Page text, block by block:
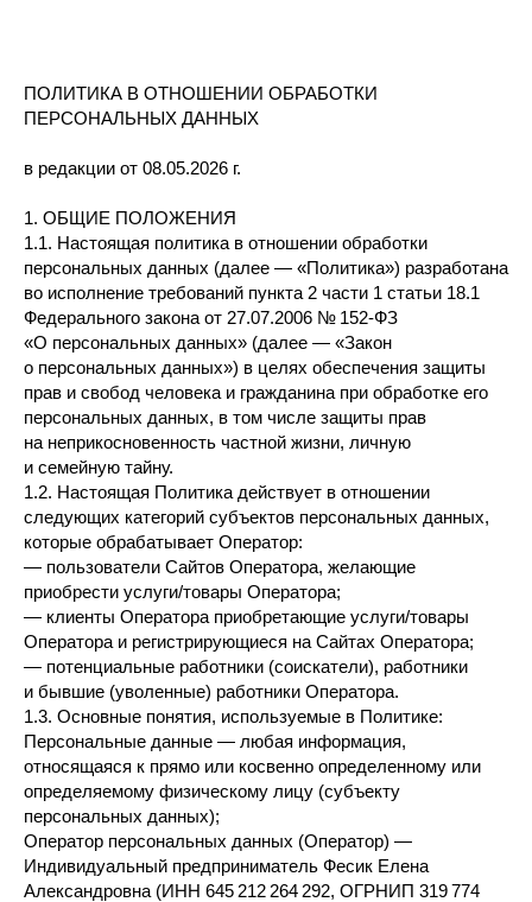
ПОЛИТИКА В ОТНОШЕНИИ ОБРАБОТКИ
ПЕРСОНАЛЬНЫХ ДАННЫХ
в редакции от 08.05.2026 г.
1. ОБЩИЕ ПОЛОЖЕНИЯ
1.1. Настоящая политика в отношении обработки
персональных данных (далее — «Политика») разработана
во исполнение требований пункта 2 части 1 статьи 18.1
Федерального закона от 27.07.2006 № 152-ФЗ
«О персональных данных» (далее — «Закон
о персональных данных») в целях обеспечения защиты
прав и свобод человека и гражданина при обработке его
персональных данных, в том числе защиты прав
на неприкосновенность частной жизни, личную
и семейную тайну.
1.2. Настоящая Политика действует в отношении
следующих категорий субъектов персональных данных,
которые обрабатывает Оператор:
— пользователи Сайтов Оператора, желающие
приобрести услуги/товары Оператора;
— клиенты Оператора приобретающие услуги/товары
Оператора и регистрирующиеся на Сайтах Оператора;
— потенциальные работники (соискатели), работники
и бывшие (уволенные) работники Оператора.
1.3. Основные понятия, используемые в Политике:
Персональные данные — любая информация,
относящаяся к прямо или косвенно определенному или
определяемому физическому лицу (субъекту
персональных данных);
Оператор персональных данных (Оператор) —
Индивидуальный предприниматель Фесик Елена
Александровна (ИНН 645 212 264 292, ОГРНИП 319 774